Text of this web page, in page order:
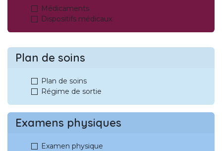
Médicaments
Dispositifs médicaux
Plan de soins
Plan de soins
Régime de sortie
Examens physiques
Examen physique